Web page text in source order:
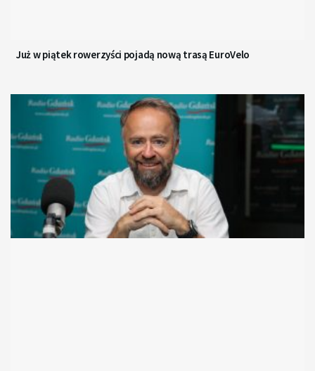
Już w piątek rowerzyści pojadą nową trasą EuroVelo